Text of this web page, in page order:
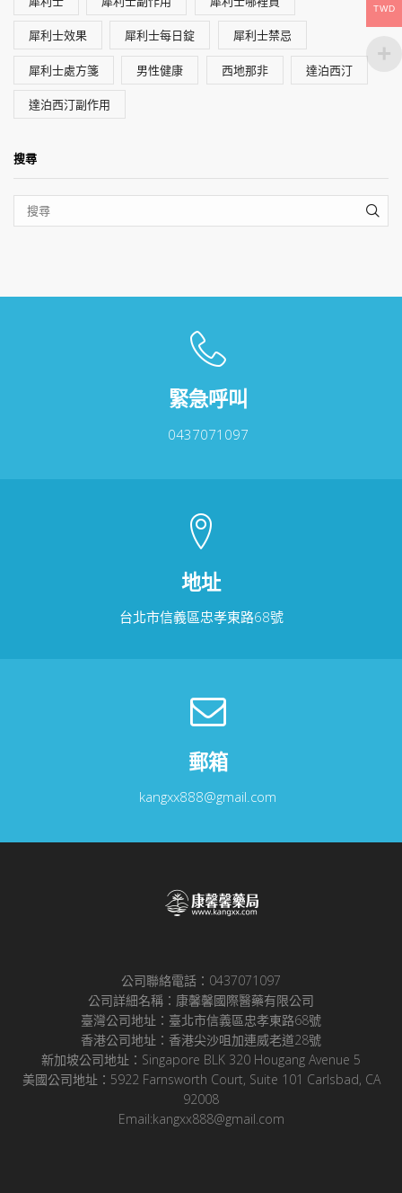
犀利士效果 犀利士每日錠 犀利士禁忌
犀利士處方箋 男性健康 西地那非 達泊西汀
達泊西汀副作用
搜尋
緊急呼叫
0437071097
地址
台北市信義區忠孝東路68號
郵箱
kangxx888@gmail.com
公司聯絡電話：0437071097
公司詳細名稱：康馨馨國際醫藥有限公司
臺灣公司地址：臺北市信義區忠孝東路68號
香港公司地址：香港尖沙咀加連威老道28號
新加坡公司地址：Singapore BLK 320 Hougang Avenue 5
美國公司地址：5922 Farnsworth Court, Suite 101 Carlsbad, CA
92008
Email:kangxx888@gmail.com
TWD